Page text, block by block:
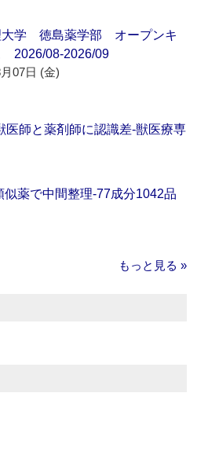
大学 徳島薬学部 オープンキ
2026/08-2026/09
07日 (金)
医師と薬剤師に認識差‐獣医療専
似薬で中間整理‐77成分1042品
もっと見る »